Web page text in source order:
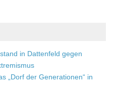
in Dattenfeld gegen
„Dorf der Generationen“ in